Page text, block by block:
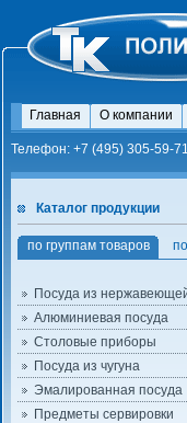
Главная О компании
Телефон: +7 (495) 305-59-
Каталог продукции
по группам товаров
Посуда из
Алюминиевая посуда
Столовые приборы
Посуда из чугуна
Эмалированная посуда
Предметы сервировки